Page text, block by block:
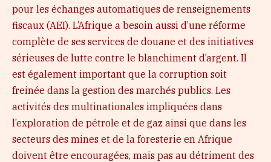
pour les échanges automatiques de renseignements
fiscaux (AEI). L’Afrique a besoin aussi d’une réforme
complète de ses services de douane et des initiatives
sérieuses de lutte contre le blanchiment d’argent. Il
est également important que la corruption soit
freinée dans la gestion des marchés publics. Les
activités des multinationales impliquées dans
l’exploration de pétrole et de gaz ainsi que dans les
secteurs des mines et de la foresterie en Afrique
doivent être encouragées, mais pas au détriment des